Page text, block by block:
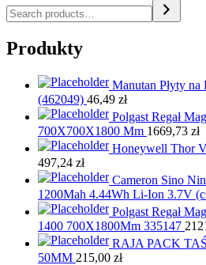
Produkty
Manutan Płyty na
(462049) 46,49 zł
Polgast Regał
700X700X1800 Mm 1669,73 zł
Honeywell Thor
497,24 zł
Cameron Sino
1200Mah 4.44Wh Li-Ion 3.7V
Polgast Regał
1400 700X1800Mm 335147
RAJA PACK
50MM 215,00 zł